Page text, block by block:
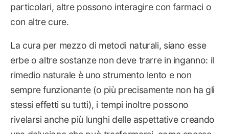
particolari, altre possono interagire con farmaci o
con altre cure.
La cura per mezzo di metodi naturali, siano esse
erbe o altre sostanze non deve trarre in inganno: il
rimedio naturale è uno strumento lento e non
sempre funzionante (o più precisamente non ha gli
stessi effetti su tutti), i tempi inoltre possono
rivelarsi anche più lunghi delle aspettative creando